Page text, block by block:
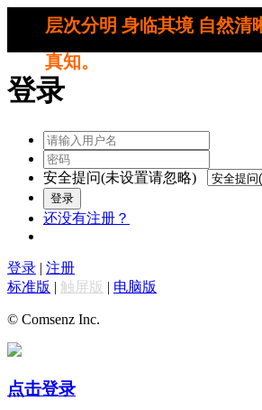
层次分明 身临其境 自然清
真知。
登录
安全提问(未设置请忽略)
登录
还没有注册？
登录 | 注册
标准版 | 触屏版 | 电脑版
© Comsenz Inc.
点击登录